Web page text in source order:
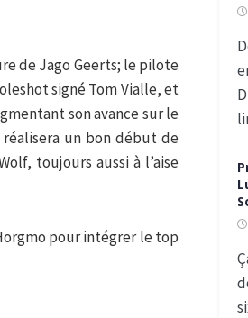
de Jago Geerts; le pilote
signé Tom Vialle, et
son avance sur le
réalisera un bon début de
toujours aussi à l’aise
pour intégrer le top